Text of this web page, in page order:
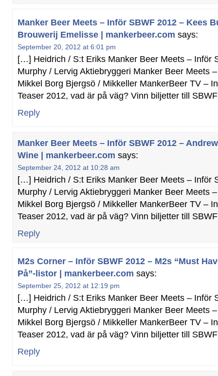
Manker Beer Meets – Inför SBWF 2012 – Kees
Brouwerij Emelisse | mankerbeer.com says:
September 20, 2012 at 6:01 pm
[…] Heidrich / S:t Eriks Manker Beer Meets – Inför
Murphy / Lervig Aktiebryggeri Manker Beer Meets
Mikkel Borg Bjergsö / Mikkeller MankerBeer TV –
Teaser 2012, vad är på väg? Vinn biljetter till
Reply
Manker Beer Meets – Inför SBWF 2012 –
Wine | mankerbeer.com says:
September 24, 2012 at 10:28 am
[…] Heidrich / S:t Eriks Manker Beer Meets – Inför
Murphy / Lervig Aktiebryggeri Manker Beer Meets
Mikkel Borg Bjergsö / Mikkeller MankerBeer TV –
Teaser 2012, vad är på väg? Vinn biljetter till
Reply
M2s Corner – Inför SBWF 2012 – M2s “Must
På”-listor | mankerbeer.com says:
September 25, 2012 at 12:19 pm
[…] Heidrich / S:t Eriks Manker Beer Meets – Inför
Murphy / Lervig Aktiebryggeri Manker Beer Meets
Mikkel Borg Bjergsö / Mikkeller MankerBeer TV –
Teaser 2012, vad är på väg? Vinn biljetter till
Reply